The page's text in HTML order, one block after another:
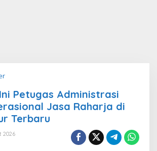
Kerja
Ini
Petugas
Administrasi
Operasional
Petugas Administrasi
Jasa Raharja di
Terbaru
2026